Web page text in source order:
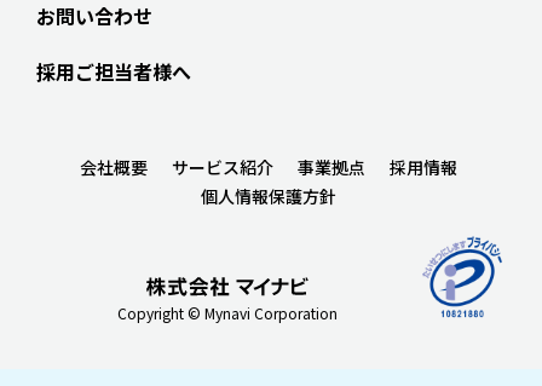
お問い合わせ
採用ご担当者様へ
Copyright © Mynavi Corporation
会社概要 サービス紹介 事業拠点
採用情報
個人情報保護方針